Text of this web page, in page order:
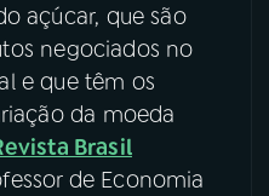
açúcar, que são
negociados no
e que têm os
da moeda
Brasil
de Economia